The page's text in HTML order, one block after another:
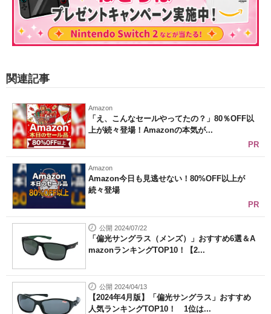
関連記事
Amazon
「え、こんなセールやってたの？」80％OFF以
上が続々登場！Amazonの本気が...
PR
Amazon
Amazon今日も見逃せない！80%OFF以上が
続々登場
PR
公開 2024/07/22
「偏光サングラス（メンズ）」おすすめ6選＆A
mazonランキングTOP10！【2...
公開 2024/04/13
【2024年4月版】「偏光サングラス」おすすめ
人気ランキングTOP10！ 1位は...